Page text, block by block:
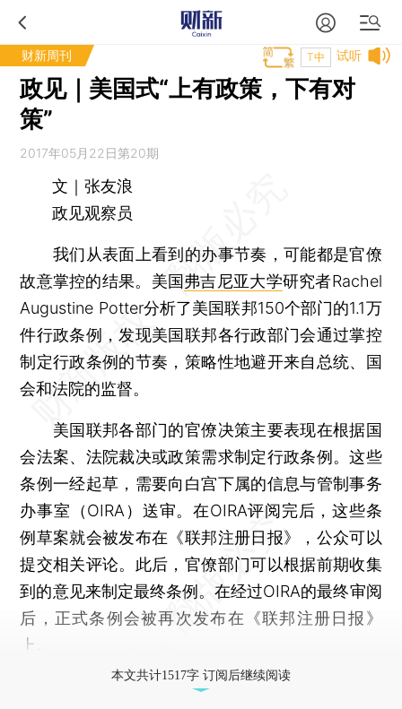
财新周刊 试听
T中
政见｜美国式“上有政策，下有对
策”
2017年05月22日第20期
文｜张友浪
政见观察员
我们从表面上看到的办事节奏，可能都是官僚
故意掌控的结果。美国弗吉尼亚大学研究者Rachel
Augustine Potter分析了美国联邦150个部门的1.1万
件行政条例，发现美国联邦各行政部门会通过掌控
制定行政条例的节奏，策略性地避开来自总统、国
会和法院的监督。
美国联邦各部门的官僚决策主要表现在根据国
会法案、法院裁决或政策需求制定行政条例。这些
条例一经起草，需要向白宫下属的信息与管制事务
办事室（OIRA）送审。在OIRA评阅完后，这些条
例草案就会被发布在《联邦注册日报》，公众可以
提交相关评论。此后，官僚部门可以根据前期收集
到的意见来制定最终条例。在经过OIRA的最终审阅
后，正式条例会被再次发布在《联邦注册日报》
上。
本文共计1517字 订阅后继续阅读